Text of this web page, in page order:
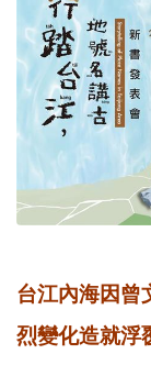
台江內海因曾
烈變化造就浮